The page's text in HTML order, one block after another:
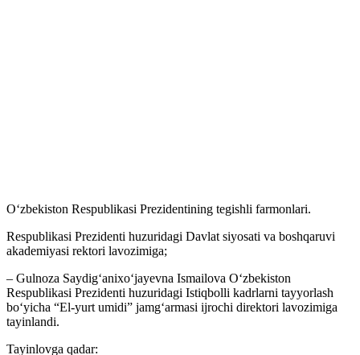
Oʻzbekiston Respublikasi Prezidentining tegishli farmonlari.
Respublikasi Prezidenti huzuridagi Davlat siyosati va boshqaruvi
akademiyasi rektori lavozimiga;
– Gulnoza Saydigʻanixoʻjayevna Ismailova Oʻzbekiston
Respublikasi Prezidenti huzuridagi Istiqbolli kadrlarni tayyorlash
boʻyicha “El-yurt umidi” jamgʻarmasi ijrochi direktori lavozimiga
tayinlandi.
Tayinlovga qadar: